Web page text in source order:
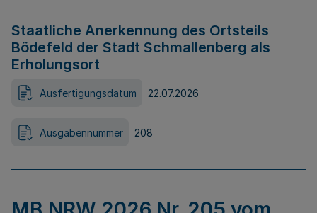
Staatliche Anerkennung des Ortsteils
Bödefeld der Stadt Schmallenberg als
Erholungsort
Ausfertigungsdatum 22.07.2026
Ausgabennummer 208